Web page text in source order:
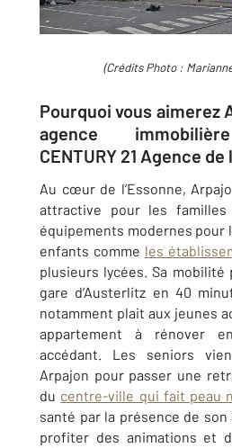
(Crédits Photo :
Pourquoi vous aimerez
agence
CENTURY 21 Agence de
Au cœur de l’Essonne,
attractive pour les
équipements modernes pour
enfants comme les
plusieurs lycées. Sa mobilité
gare d’Austerlitz en 40
notamment plait aux jeunes
appartement à rénover
accédant. Les seniors
Arpajon pour passer une
du centre-ville qui fait peau
santé par la présence de
profiter des animations et